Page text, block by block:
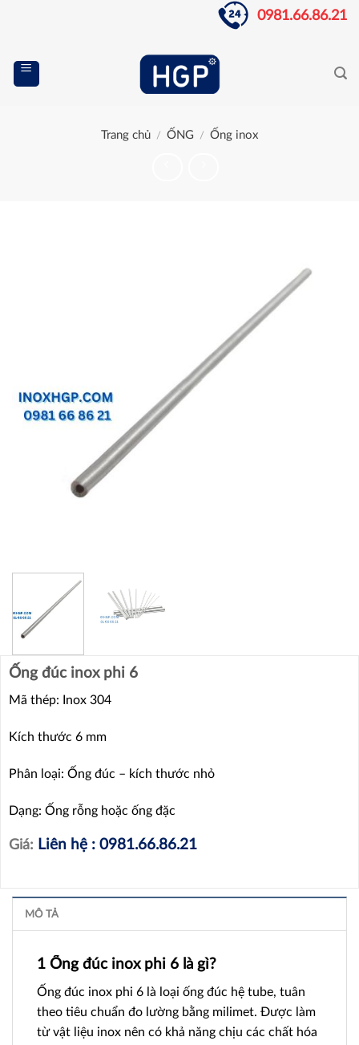
0981.66.86.21
Trang chủ / ỐNG / Ống inox
Ống đúc inox phi 6
Mã thép: Inox 304
Kích thước 6 mm
Phân loại: Ống đúc – kích thước nhỏ
Dạng: Ống rỗng hoặc ống đặc
Giá: Liên hệ : 0981.66.86.21
MÔ TẢ
1 Ống đúc inox phi 6 là gì?
Ống đúc inox phi 6 là loại ống đúc hệ tube, tuân
theo tiêu chuẩn đo lường bằng milimet. Được làm
từ vật liệu inox nên có khả năng chịu các chất hóa